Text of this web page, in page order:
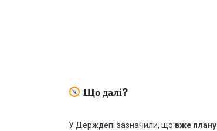
Що далі?
У Держдепі зазначили, що вже